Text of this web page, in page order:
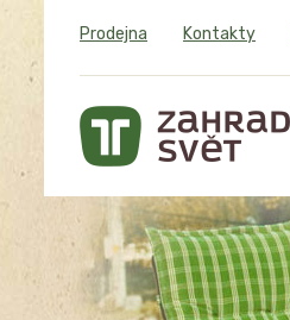
Prodejna Kontakty